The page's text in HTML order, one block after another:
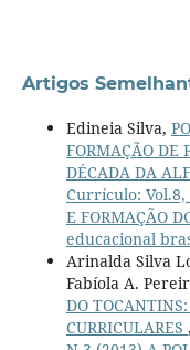
Artigos
Edineia Silva,
FORMAÇÃO DE
DÉCADA DA
Currículo: Vol.8,
E FORMAÇÃO
educacional
Arinalda Silva
Fabíola A.
DO TOCANTINS:
CURRICULARES ,